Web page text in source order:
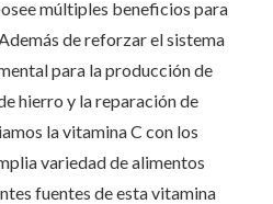
múltiples beneficios para
de reforzar el sistema
para la producción de
hierro y la reparación de
la vitamina C con los
variedad de alimentos
fuentes de esta vitamina